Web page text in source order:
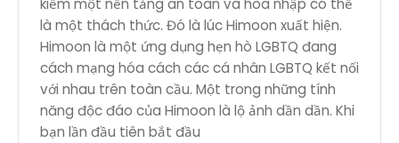
kiếm một nền tảng an toàn và hòa nhập có thể
là một thách thức. Đó là lúc Himoon xuất hiện.
Himoon là một ứng dụng hẹn hò LGBTQ đang
cách mạng hóa cách các cá nhân LGBTQ kết nối
với nhau trên toàn cầu. Một trong những tính
năng độc đáo của Himoon là lộ ảnh dần dần. Khi
bạn lần đầu tiên bắt đầu